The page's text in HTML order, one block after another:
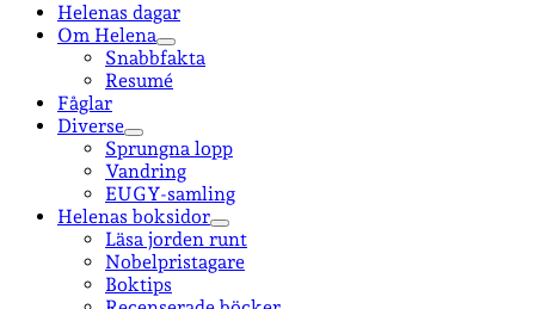
Helenas dagar
Om Helena
öppna
undermeny
Snabbfakta
Resumé
Fåglar
Diverse
öppna
undermeny
Sprungna lopp
Vandring
EUGY-samling
Helenas boksidor
öppna
undermeny
Läsa jorden runt
Nobelpristagare
Boktips